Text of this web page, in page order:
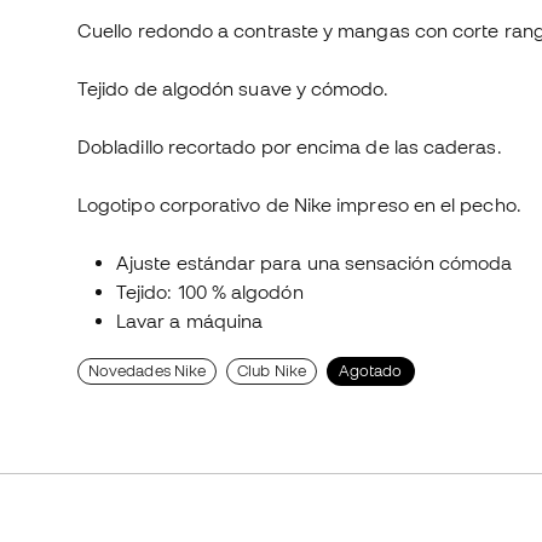
Cuello redondo a contraste y mangas con corte
Tejido de algodón suave y cómodo.
Dobladillo recortado por encima de las caderas.
Logotipo corporativo de Nike impreso en el pecho.
Ajuste estándar para una sensación cómoda
Tejido: 100 % algodón
Lavar a máquina
Novedades Nike Club Nike Agotado